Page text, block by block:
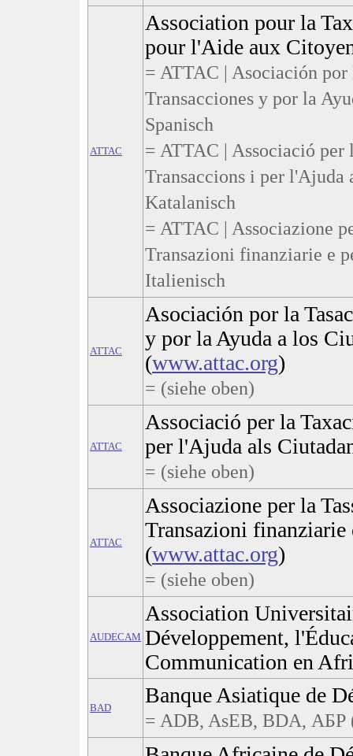
ATTAC
Association pour la
pour l'Aide aux
= ATTAC | Asociación por
Transacciones y por la
Spanisch
= ATTAC | Associació per
Transaccions i per l'Ajuda
Katalanisch
= ATTAC | Associazione
Transazioni finanziarie e
Italienisch
ATTAC
Asociación por la
y por la Ayuda a los
(www.attac.org)
= (siehe oben)
ATTAC
Associació per la
per l'Ajuda als
= (siehe oben)
ATTAC
Associazione per la
Transazioni
(www.attac.org)
= (siehe oben)
AUDECAM
Association
Développement,
Communication en
BAD
Banque Asiatique de
= ADB, AsEB, BDA, АБР